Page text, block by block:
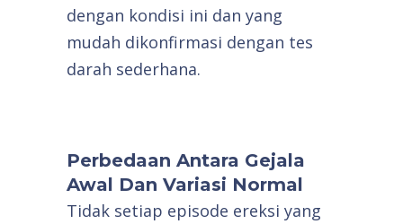
dengan kondisi ini dan yang
mudah dikonfirmasi dengan tes
darah sederhana.
Perbedaan Antara Gejala
Awal Dan Variasi Normal
Tidak setiap episode ereksi yang